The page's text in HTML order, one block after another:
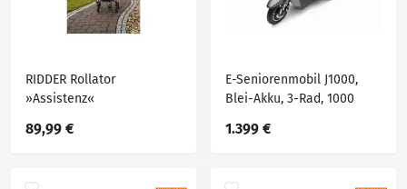
RIDDER Rollator
»Assistenz«
89,99 €
E-Seniorenmobil J1000,
Blei-Akku, 3-Rad, 1000
1.399 €